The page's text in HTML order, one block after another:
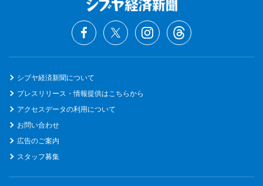
シブヤ経済新聞について
プレスリリース・情報提供はこちらから
アクセスデータの利用について
お問い合わせ
広告のご案内
スタッフ募集